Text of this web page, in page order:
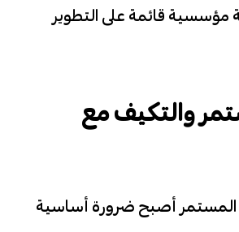
مؤسسية قائمة على التطوير
والتكيف مع
المستمر أصبح ضرورة أساسية